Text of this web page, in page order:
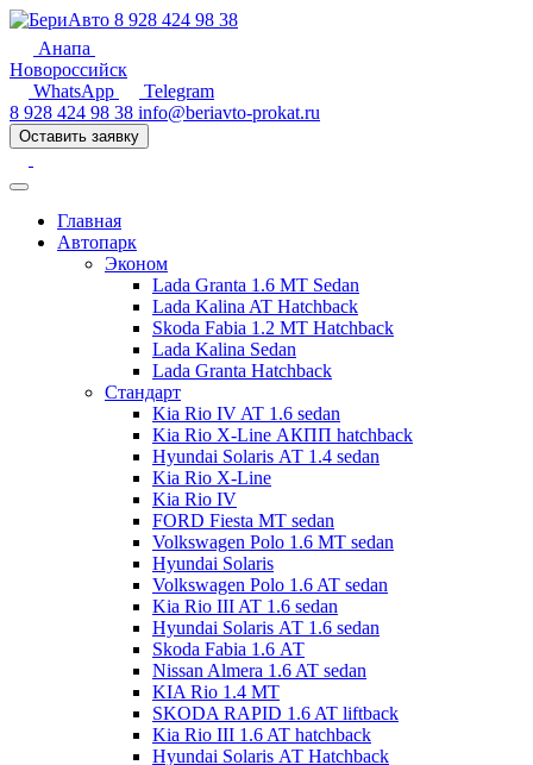
8 928 424 98 38
Анапа
Новороссийск
WhatsApp
Telegram
8 928 424 98 38 info@beriavto-prokat.ru
Оставить заявку
Главная
Автопарк
Эконом
Lada Granta 1.6 MT Sedan
Lada Kalina AT Hatchback
Skoda Fabia 1.2 MT Hatchback
Lada Kalina Sedan
Lada Granta Hatchback
Стандарт
Kia Rio IV AT 1.6 sedan
Kia Rio X-Line АКПП hatchback
Hyundai Solaris АТ 1.4 sedan
Kia Rio X-Line
Kia Rio IV
FORD Fiesta MT sedan
Volkswagen Polo 1.6 MT sedan
Hyundai Solaris
Volkswagen Polo 1.6 AT sedan
Kia Rio III AT 1.6 sedan
Hyundai Solaris АТ 1.6 sedan
Skoda Fabia 1.6 АТ
Nissan Almera 1.6 AT sedan
KIA Rio 1.4 МТ
SKODA RAPID 1.6 AT liftback
Kia Rio III 1.6 AT hatchback
Hyundai Solaris АТ Hatchback